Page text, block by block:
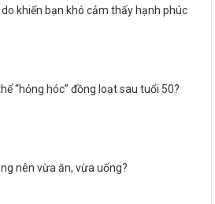
do khiến bạn khó cảm thấy hạnh phúc
“hỏng hóc” đồng loạt sau tuổi 50?
nên vừa ăn, vừa uống?